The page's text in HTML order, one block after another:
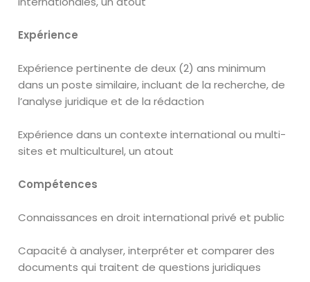
Expérience
Expérience pertinente de deux (2) ans minimum
dans un poste similaire, incluant de la recherche, de
l’analyse juridique et de la rédaction
Expérience dans un contexte international ou multi-
sites et multiculturel, un atout
Compétences
Connaissances en droit international privé et public
Capacité à analyser, interpréter et comparer des
documents qui traitent de questions juridiques